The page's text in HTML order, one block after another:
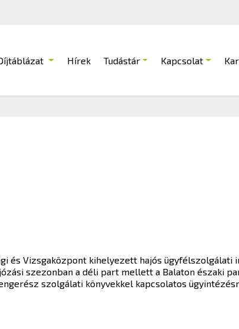
Hírek Tudástár Kapcsolat
és Vizsgaközpont kihelyezett hajós ügyfélszolgálati
szezonban a déli part mellett a Balaton északi
szolgálati könyvekkel kapcsolatos